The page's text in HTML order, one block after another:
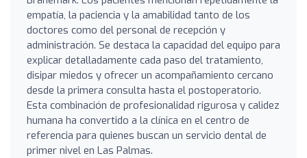
empatía, la paciencia y la amabilidad tanto de los
doctores como del personal de recepción y
administración. Se destaca la capacidad del equipo para
explicar detalladamente cada paso del tratamiento,
disipar miedos y ofrecer un acompañamiento cercano
desde la primera consulta hasta el postoperatorio.
Esta combinación de profesionalidad rigurosa y calidez
humana ha convertido a la clínica en el centro de
referencia para quienes buscan un servicio dental de
primer nivel en Las Palmas.